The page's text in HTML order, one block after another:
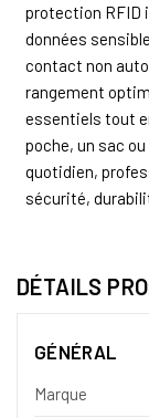
protection RFID
données
contact non
rangement
essentiels tout
poche, un sac
quotidien,
sécurité,
DÉTAILS
GÉNÉRAL
Marque